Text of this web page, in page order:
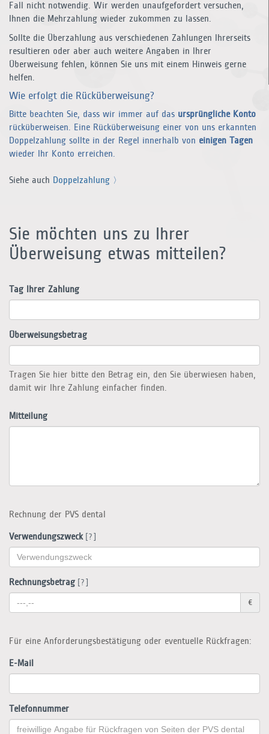
Fall nicht notwendig. Wir werden unaufgefordert versuchen,
Ihnen die Mehrzahlung wieder zukommen zu lassen.
Sollte die Überzahlung aus verschiedenen Zahlungen Ihrerseits
resultieren oder aber auch weitere Angaben in Ihrer
Überweisung fehlen, können Sie uns mit einem Hinweis gerne
helfen.
Wie erfolgt die Rücküberweisung?
Bitte beachten Sie, dass wir immer auf das ursprüngliche Konto
rück­überweisen. Eine Rück­überweisung einer von uns erkannten
Doppelzahlung sollte in der Regel innerhalb von einigen Tagen
wieder Ihr Konto erreichen.
Siehe auch Doppelzahlung
Sie möchten uns zu Ihrer
Überweisung etwas mitteilen?
Tag Ihrer Zahlung
Überweisungsbetrag
Tragen Sie hier bitte den Betrag ein, den Sie überwiesen haben,
damit wir Ihre Zahlung einfacher finden.
Mitteilung
Rechnung der PVS dental
Verwendungszweck [?]
Rechnungsbetrag [?]
€
Für eine Anforderungsbestätigung oder eventuelle Rückfragen:
E-Mail
Telefonnummer